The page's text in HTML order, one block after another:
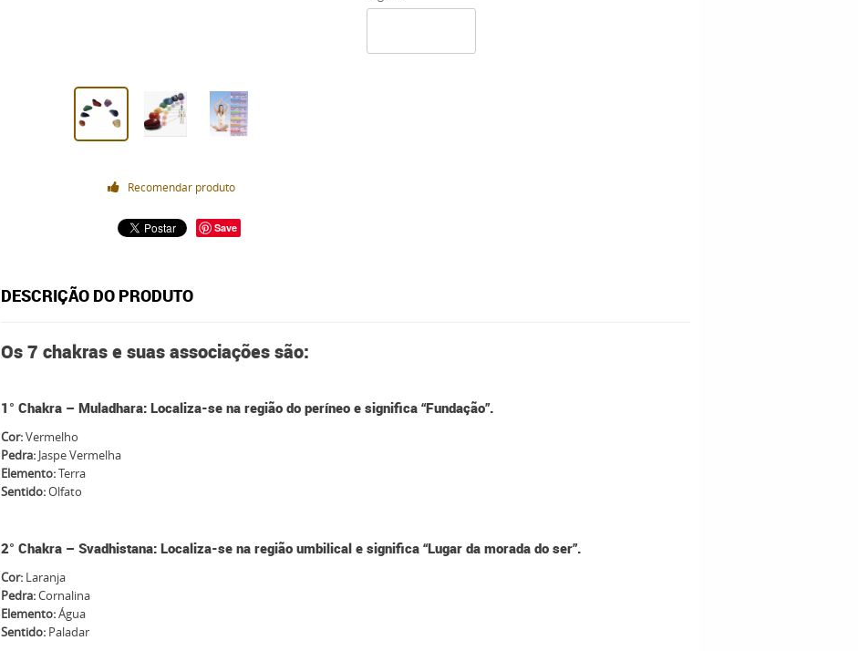
Recomendar produto
Save
DESCRIÇÃO DO PRODUTO
Os7 chakrase suas associações são:
1° Chakra – Muladhara: Localiza-se na região do períneo e significa “Fundação”.
Cor:Vermelho
Pedra: Jaspe Vermelha
Elemento:Terra
Sentido:Olfato
2° Chakra – Svadhistana: Localiza-se na região umbilical e significa “Lugar da morada do ser”.
Cor: Laranja
Pedra:Cornalina
Elemento:Água
Sentido: Paladar